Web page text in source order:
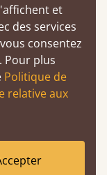
l'assurance
Mieux vaut
et
des services
consentez
Pour plus
Politique de
relative aux